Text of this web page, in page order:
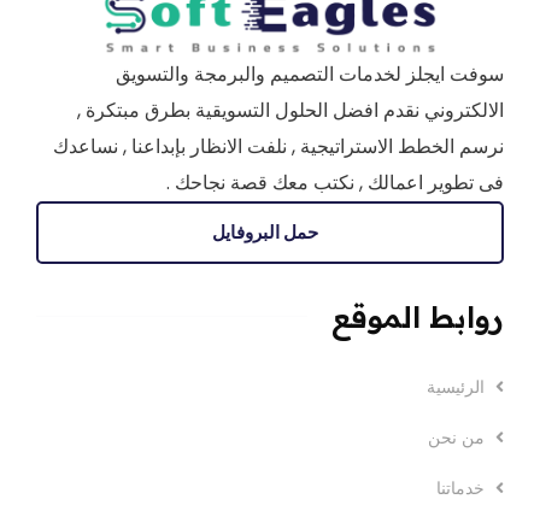
سوفت ايجلز لخدمات التصميم والبرمجة والتسويق
الالكتروني نقدم افضل الحلول التسويقية بطرق مبتكرة ,
نرسم الخطط الاستراتيجية , نلفت الانظار بإبداعنا , نساعدك
فى تطوير اعمالك , نكتب معك قصة نجاحك .
حمل البروفايل
روابط الموقع
الرئيسية
من نحن
خدماتنا